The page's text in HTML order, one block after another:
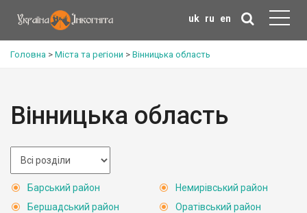
uk ru en
Головна > Міста та регіони > Вінницька область
Вінницька область
Барський район
Бершадський район
Немирівський район
Оратівський район